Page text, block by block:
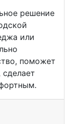
решение
или
поможет
сделает